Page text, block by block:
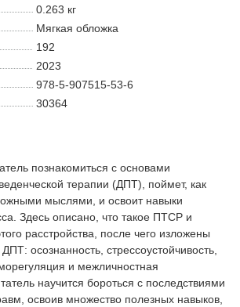
0.263 кг
Мягкая обложка
192
2023
978-5-907515-53-6
30364
познакомиться с основами
терапии (ДПТ), поймет, как
мыслями, и освоит навыки
Здесь описано, что такое ПТСР и
расстройства, после чего изложены
осознанность, стрессоустойчивость,
и межличностная
научится бороться с последствиями
освоив множество полезных навыков,